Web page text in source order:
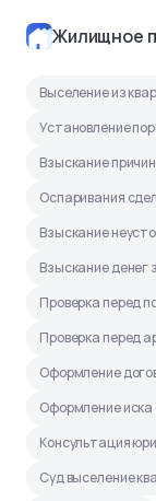
Жилищное
Выселение из
Установление
Взыскание
Оспаривания
Взыскание
Взыскание денег
Проверка перед
Проверка перед
Оформление
Оформление
Консультация
Суд выселение